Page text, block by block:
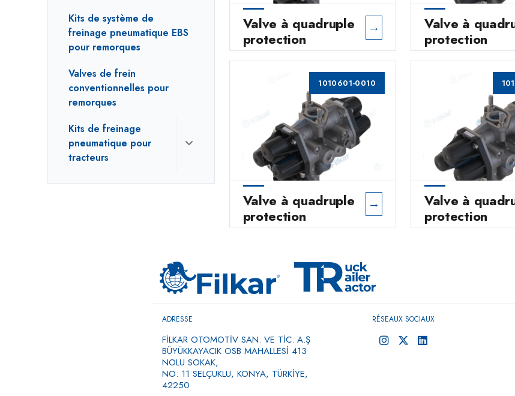
Kits de système de
freinage pneumatique EBS
pour remorques
Valves de frein
conventionnelles pour
remorques
Kits de freinage
pneumatique pour
tracteurs
Valve à quadruple
protection
→
Valve à
protection
1010601-0010
Valve à quadruple
protection
→
Valve à
protection
RÉSEAUX SOCIAUX
ADRESSE
FİLKAR OTOMOTİV SAN. VE TİC. A.Ş
BÜYÜKKAYACIK OSB MAHALLESİ 413
NOLU SOKAK,
NO: 11 SELÇUKLU, KONYA, TÜRKİYE,
42250